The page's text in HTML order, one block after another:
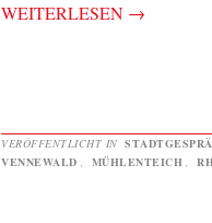
WEITERLESEN →
VERÖFFENTLICHT IN
VENNEWALD
MÜHLENTEICH